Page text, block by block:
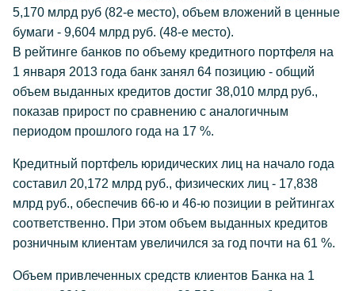
5,170 млрд руб (82-е место), объем вложений в ценные
бумаги - 9,604 млрд руб. (48-е место).
В рейтинге банков по объему кредитного портфеля на
1 января 2013 года банк занял 64 позицию - общий
объем выданных кредитов достиг 38,010 млрд руб.,
показав прирост по сравнению с аналогичным
периодом прошлого года на 17 %.
Кредитный портфель юридических лиц на начало года
составил 20,172 млрд руб., физических лиц - 17,838
млрд руб., обеспечив 66-ю и 46-ю позиции в рейтингах
соответственно. При этом объем выданных кредитов
розничным клиентам увеличился за год почти на 61 %.
Объем привлеченных средств клиентов Банка на 1